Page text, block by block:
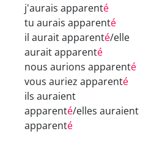
j'aurais apparenté
tu aurais apparenté
il aurait apparenté/elle
aurait apparenté
nous aurions apparenté
vous auriez apparenté
ils auraient
apparenté/elles auraient
apparenté